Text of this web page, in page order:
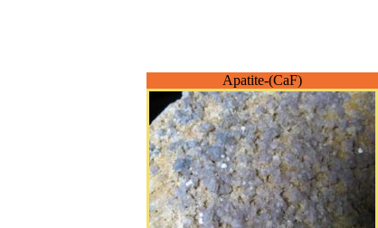
Apatite-(CaF)